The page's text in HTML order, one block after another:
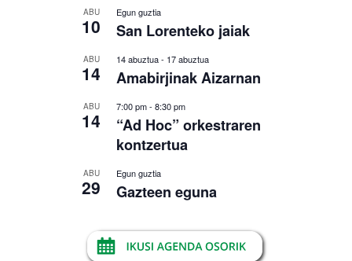
ABU
10
Egun guztia
San Lorenteko jaiak
ABU
14
14 abuztua- 17 abuztua
Amabirjinak Aizarnan
ABU
14
7:00 pm- 8:30 pm
“Ad Hoc” orkestraren
kontzertua
ABU
29
Egun guztia
Gazteen eguna